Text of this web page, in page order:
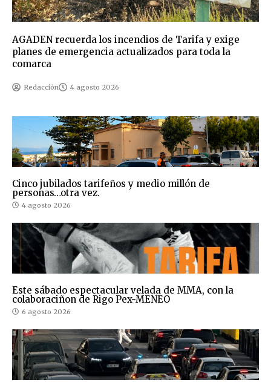
AGADEN recuerda los incendios de Tarifa y exige
planes de emergencia actualizados para toda la
comarca
Redacción 4 agosto 2026
Cinco jubilados tarifeños y medio millón de
personas…otra vez.
4 agosto 2026
Este sábado espectacular velada de MMA, con la
colaboraciñon de Rigo Pex-MENEO
6 agosto 2026